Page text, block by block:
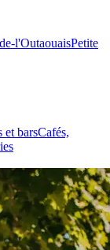
l'OutaouaisPetite
et barsCafés,